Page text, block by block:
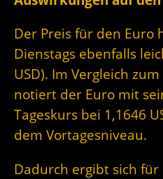
Der Preis für den Euro
Dienstags ebenfalls
USD). Im Vergleich
notiert der Euro mit
Tageskurs bei 1,1646
dem Vortagesniveau.
Dadurch ergibt sich